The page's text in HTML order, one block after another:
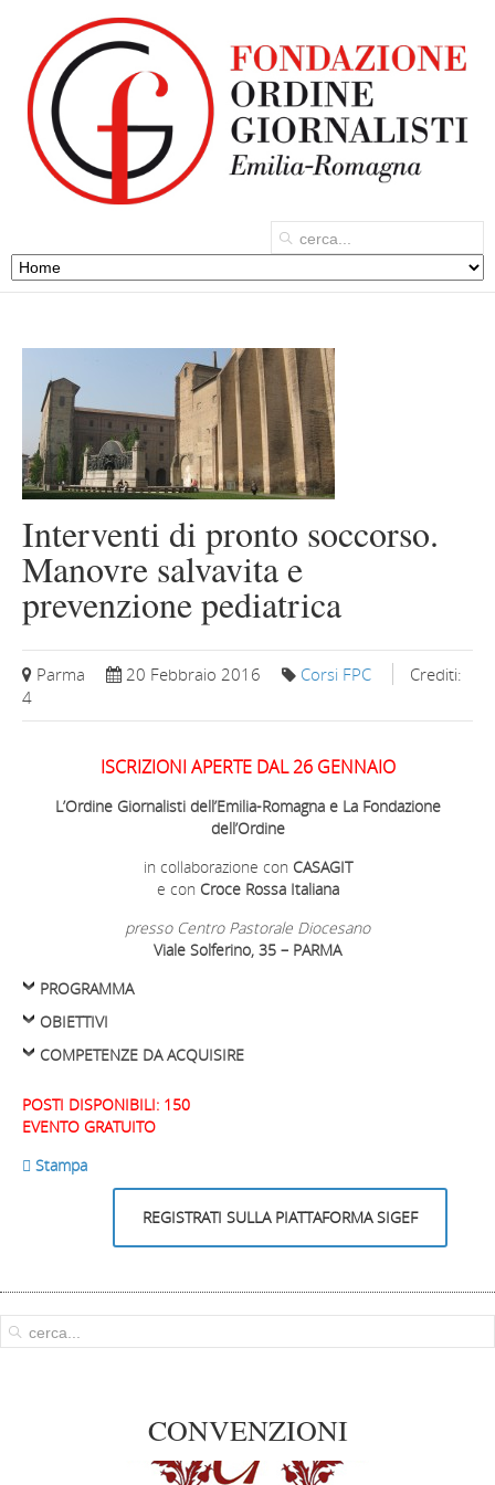
Interventi di pronto soccorso.
Manovre salvavita e
prevenzione pediatrica
Parma 20 Febbraio 2016 Corsi FPC
Crediti:
4
ISCRIZIONI APERTE DAL 26 GENNAIO
L’Ordine Giornalisti dell’Emilia-Romagna e La Fondazione
dell’Ordine
in collaborazione con CASAGIT
e con Croce Rossa Italiana
presso Centro Pastorale Diocesano
Viale Solferino, 35 – PARMA
PROGRAMMA
OBIETTIVI
COMPETENZE DA ACQUISIRE
POSTI DISPONIBILI: 150
EVENTO GRATUITO
REGISTRATI SULLA PIATTAFORMA SIGEF
 Stampa
CONVENZIONI